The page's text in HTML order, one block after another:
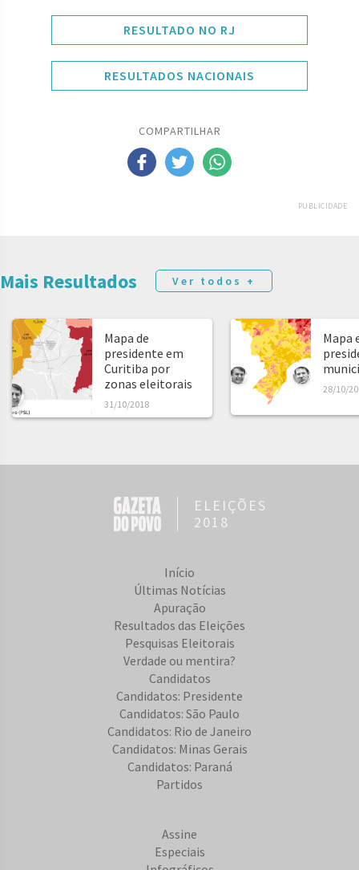
RESULTADO NO RJ
RESULTADOS NACIONAIS
COMPARTILHAR
PUBLICIDADE
Mais Resultados Ver todos +
Mapa de
presidente em
Curitiba por
zonas eleitorais
31/10/2018
Mapa
28/10/
ELEIÇÕES
2018
Início
Últimas Notícias
Apuração
Resultados das Eleições
Pesquisas Eleitorais
Verdade ou mentira?
Candidatos
Candidatos: Presidente
Candidatos: São Paulo
Candidatos: Rio de Janeiro
Candidatos: Minas Gerais
Candidatos: Paraná
Partidos
Assine
Especiais